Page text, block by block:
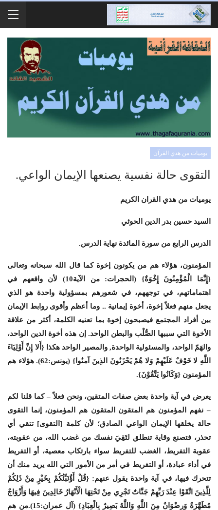
يوميات من هدي القرآن
التقوى حالة نفسية يصنعها الإيمان الواعي.
يوميات من هدي القران الكريم
السيد حسين بدر الدين الحوثي
الدرس الرابع من سورة المائدة نهاية الدرس.
المؤمنون، هؤلاء هم من يكونون إخوة كما قال الله سبحانه وتعالى
{إِنَّمَا الْمُؤْمِنُونَ إِخْوَةٌ} (الحجرات: من الآية10) لأن واقعهم في
اهتماماتهم، في توجههم، في شعورهم بمسؤولية واحدة هو الذي
يجعل منهم فعلاً إخوة، أخوة إيمانية .. وما أعظم وأقوى روابط الإيمان
بين أفراد المجتمع فيصبحون إخوة بما تعنيه الكلمة، أكثر من علاقة
الأخوة التي سببها الصُّلْب والبطن الواحد. إن هذه أخوة الدين الواحد،
والهَمّ الواحد، والمسئولية الواحدة, والمصير الواحد هكذا {أَلا إِنَّ أَوْلِيَاءَ
اللَّهِ لا خَوْفٌ عَلَيْهِمْ وَلا هُمْ يَحْزَنُونَ الذِينَ آمنُوا} (يونس:62). هؤلاء هم
المؤمنون {وَكَانُوا يَتَّقُوْنَ}.
يعرض في آية واحدة بعض صفات المتقين، ونحن فعلاً – كما قلنا لكم
– نفهم المؤمنون هم المتقون المتقون هم المؤمنون، إنما التقوى
حالة يخلقها الإيمان الواعي الصادق؛ لأن كلمة [التقوى] تتقي أي
تحذر، فتصنع وقاية تنطلق لتَقِيَ نفسك من غضب الله، من عقوبته،
عقوبة التفريط، الغضب للتفريط سواء بارتكاب معصية، أو التفريط
في أداء عبادة، أو التفريط في أمر من الأمور التي الله يريد منك أن
تتحرك فيها، في آية واحدة يقول عنهم: {قُلْ أَؤُنَبِّئُكُمْ بِخَيْرٍ مِنْ ذَلِكُمْ
لِلَّذِينَ اتَّقَوْا عِنْدَ رَبِّهِمْ جَنَّاتٌ تَجْرِي مِنْ تَحْتِهَا الْأَنْهَارُ خَالِدِينَ فِيهَا وَأَزْوَاجٌ
مُطَهَّرَةٌ وَرِضْوَانٌ مِنَ اللَّهِ وَاللَّهُ بَصِيرٌ بِالْعِبَادِ} (آل عمران:15).من هم